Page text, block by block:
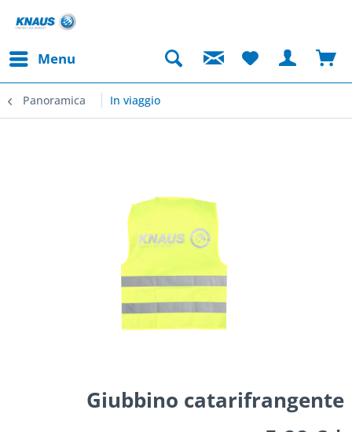
Menu
Panoramica In viaggio
Giubbino catarifrangente